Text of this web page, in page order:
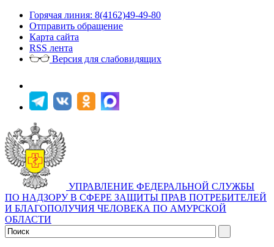
Горячая линия: 8(4162)49-49-80
Отправить обращение
Карта сайта
RSS лента
Версия для слабовидящих
УПРАВЛЕНИЕ ФЕДЕРАЛЬНОЙ СЛУЖБЫ
ПО НАДЗОРУ В СФЕРЕ ЗАЩИТЫ ПРАВ ПОТРЕБИТЕЛЕЙ
И БЛАГОПОЛУЧИЯ ЧЕЛОВЕКА ПО АМУРСКОЙ
ОБЛАСТИ